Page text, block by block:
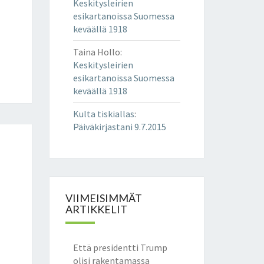
Keskitysleirien
esikartanoissa Suomessa
keväällä 1918
Taina Hollo:
Keskitysleirien
esikartanoissa Suomessa
keväällä 1918
Kulta tiskiallas:
Päiväkirjastani 9.7.2015
VIIMEISIMMÄT
ARTIKKELIT
Että presidentti Trump
olisi rakentamassa